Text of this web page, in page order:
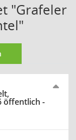
"Grafeler
öffentlich -